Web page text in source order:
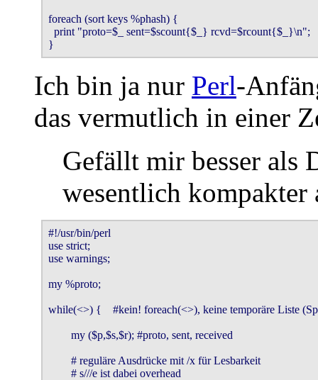
foreach (sort keys %phash) {
  print "proto=$_ sent=$scount{$_} rcvd=$rcount{$_}\n";
}
Ich bin ja nur Perl-
das vermutlich in einer
Gefällt mir besser als
wesentlich kompakter
#!/usr/bin/perl
use strict;
use warnings;
my %proto;
while(<>) {    #kein! foreach(<>), keine temporäre Liste
        my ($p,$s,$r); #proto, sent, received
        # reguläre Ausdrücke mit /x für Lesbarkeit
        # s///e ist dabei overhead